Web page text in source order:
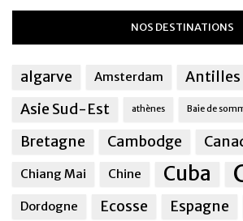
NOS DESTINATIONS
algarve Amsterdam Antilles
Asie Sud-Est
athènes Baie de
Bretagne Cambodge
Chiang Mai Chine Cuba
Dordogne Ecosse Espagne